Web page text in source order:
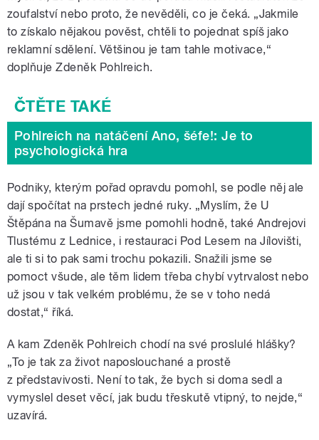
zoufalství nebo proto, že nevěděli, co je čeká. „Jakmile
to získalo nějakou pověst, chtěli to pojednat spíš jako
reklamní sdělení. Většinou je tam tahle motivace,“
doplňuje Zdeněk Pohlreich.
Pohlreich na natáčení Ano, šéfe!: Je to
psychologická hra
Podniky, kterým pořad opravdu pomohl, se podle něj ale
dají spočítat na prstech jedné ruky. „Myslím, že U
Štěpána na Šumavě jsme pomohli hodně, také Andrejovi
Tlustému z Lednice, i restauraci Pod Lesem na Jílovišti,
ale ti si to pak sami trochu pokazili. Snažili jsme se
pomoct všude, ale těm lidem třeba chybí vytrvalost nebo
už jsou v tak velkém problému, že se v toho nedá
dostat,“ říká.
A kam Zdeněk Pohlreich chodí na své proslulé hlášky?
„To je tak za život naposlouchané a prostě
z představivosti. Není to tak, že bych si doma sedl a
vymyslel deset věcí, jak budu třeskutě vtipný, to nejde,“
uzavírá.